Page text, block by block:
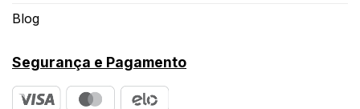
Blog
Segurança e Pagamento